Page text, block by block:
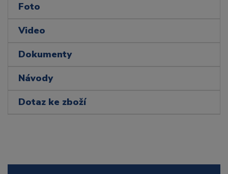
Foto
Video
Dokumenty
Návody
Dotaz ke zboží